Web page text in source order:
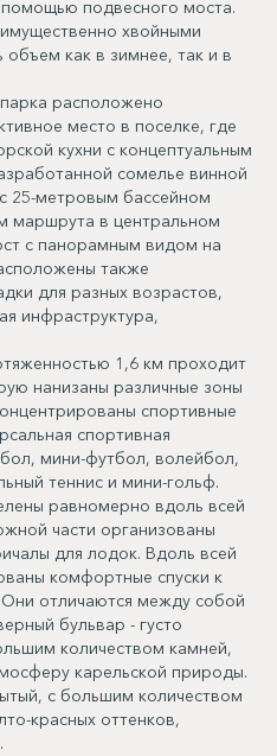
подвесного моста.
хвойными
как в зимнее, так и в
расположено
место в поселке, где
кухни с концептуальным
сомелье винной
25-метровым бассейном
маршрута в центральном
с панорамным видом на
также
для разных возрастов,
инфраструктура,
1,6 км проходит
нанизаны различные зоны
спортивные
спортивная
мини-футбол, волейбол,
теннис и мини-гольф.
равномерно вдоль всей
части организованы
для лодок. Вдоль всей
комфортные спуски к
отличаются между собой
бульвар - густо
количеством камней,
карельской природы.
с большим количеством
красных оттенков,